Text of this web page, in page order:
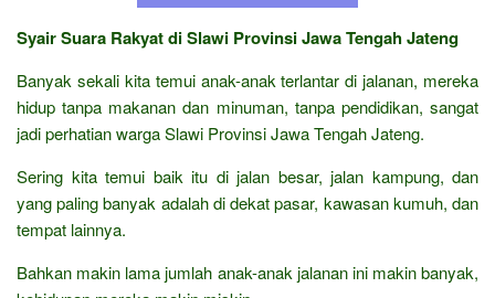
Syair Suara Rakyat di Slawi Provinsi Jawa Tengah Jateng
Banyak sekali kita temui anak-anak terlantar di jalanan, mereka
hidup tanpa makanan dan minuman, tanpa pendidikan, sangat
jadi perhatian warga Slawi Provinsi Jawa Tengah Jateng.
Sering kita temui baik itu di jalan besar, jalan kampung, dan
yang paling banyak adalah di dekat pasar, kawasan kumuh, dan
tempat lainnya.
Bahkan makin lama jumlah anak-anak jalanan ini makin banyak,